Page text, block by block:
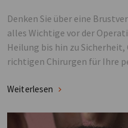
Denken Sie über eine
alles Wichtige vor der
Heilung bis hin zu
richtigen Chirurgen für Ihre
Weiterlesen